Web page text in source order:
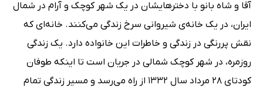
آقا و شاه بانو با دخترهایشان در یک شهر کوچک و آرام در شمال
ایران، در یک خانه‌ی شیروانی سرخ زندگی می‌کنند. خانه‌ای که
نقش پررنگی در زندگی و خاطرات این خانواده دارد. یک زندگی
روزمره، در شهر کوچک شمالی در جریان است تا اینکه طوفان
کودتای 28 مرداد سال 1332 از راه می‌رسد و مسیر زندگی تمام